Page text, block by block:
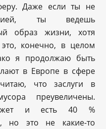
Даже если ты не
ты ведешь
образ жизни, хотя
конечно, в целом
я продолжаю быть
в Европе в сфере
что заслуги в
преувеличены.
и есть 40 %
но это не какие-то